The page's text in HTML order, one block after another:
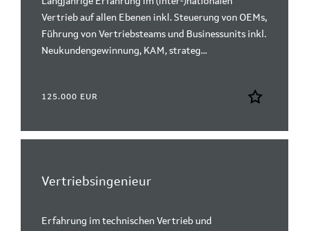
Vertrieb auf allen Ebenen inkl. Steuerung von OEMs,
Führung von Vertriebsteams und Businessunits inkl.
Neukundengewinnung, KAM, strateg...
125.000 EUR
Vertriebsingenieur
Erfahrung im technischen Vertrieb und